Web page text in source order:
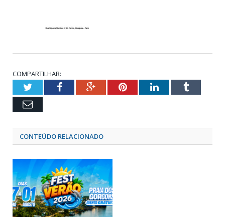
COMPARTILHAR:
TwitterFacebookGoogle+PinterestLinkedInTumblr
Email
CONTEÚDO RELACIONADO